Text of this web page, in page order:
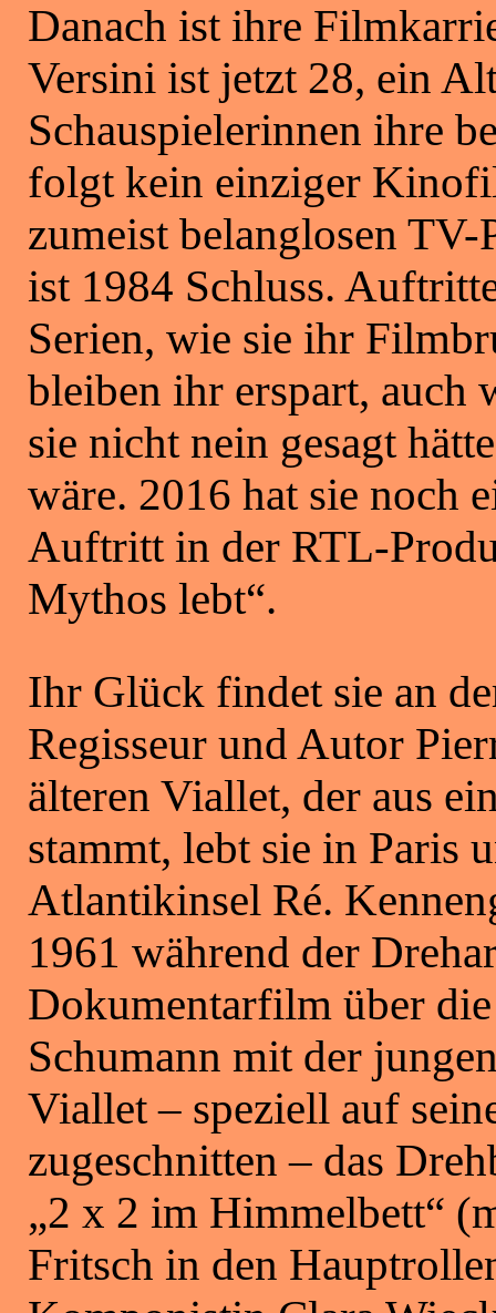
Danach ist ihre
Versini ist jetzt 28, ein
Schauspielerinnen ihre
folgt kein einziger
zumeist belanglosen
ist 1984 Schluss.
Serien, wie sie ihr
bleiben ihr erspart, auch
sie nicht nein gesagt
wäre. 2016 hat sie noch
Auftritt in der RTL-
Mythos lebt“.
Ihr Glück findet sie an
Regisseur und Autor
älteren Viallet, der aus
stammt, lebt sie in Paris
Atlantikinsel Ré.
1961 während der
Dokumentarfilm über
Schumann mit der
Viallet – speziell auf
zugeschnitten – das
„2 x 2 im Himmelbett“
Fritsch in den